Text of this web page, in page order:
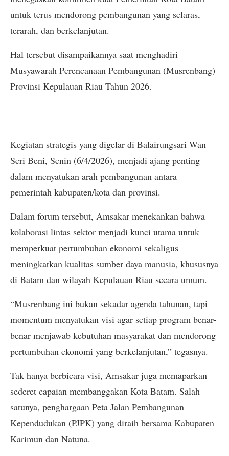
untuk terus mendorong pembangunan yang selaras,
terarah, dan berkelanjutan.
Hal tersebut disampaikannya saat menghadiri
Musyawarah Perencanaan Pembangunan (Musrenbang)
Provinsi Kepulauan Riau Tahun 2026.
Kegiatan strategis yang digelar di Balairungsari Wan
Seri Beni, Senin (6/4/2026), menjadi ajang penting
dalam menyatukan arah pembangunan antara
pemerintah kabupaten/kota dan provinsi.
Dalam forum tersebut, Amsakar menekankan bahwa
kolaborasi lintas sektor menjadi kunci utama untuk
memperkuat pertumbuhan ekonomi sekaligus
meningkatkan kualitas sumber daya manusia, khususnya
di Batam dan wilayah Kepulauan Riau secara umum.
“Musrenbang ini bukan sekadar agenda tahunan, tapi
momentum menyatukan visi agar setiap program benar-
benar menjawab kebutuhan masyarakat dan mendorong
pertumbuhan ekonomi yang berkelanjutan,” tegasnya.
Tak hanya berbicara visi, Amsakar juga memaparkan
sederet capaian membanggakan Kota Batam. Salah
satunya, penghargaan Peta Jalan Pembangunan
Kependudukan (PJPK) yang diraih bersama Kabupaten
Karimun dan Natuna.